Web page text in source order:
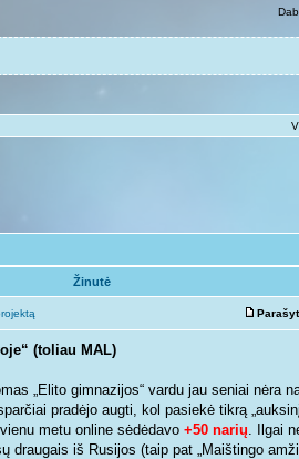
Žinutė
(toliau MAL)
„Elito gimnazijos“ vardu jau seniai nėra
pradėjo augti, kol pasiekė tikrą
metu online sėdėdavo +50 narių. Ilgai
draugais iš Rusijos (taip pat „Maištingo